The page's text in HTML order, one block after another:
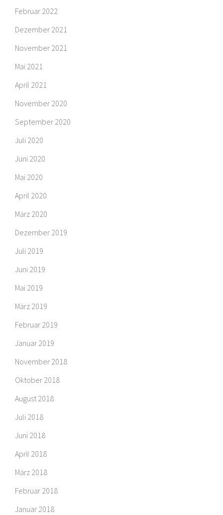
Februar 2022
Dezember 2021
November 2021
Mai 2021
April 2021
November 2020
September 2020
Juli 2020
Juni 2020
Mai 2020
April 2020
März 2020
Dezember 2019
Juli 2019
Juni 2019
Mai 2019
März 2019
Februar 2019
Januar 2019
November 2018
Oktober 2018
August 2018
Juli 2018
Juni 2018
April 2018
März 2018
Februar 2018
Januar 2018